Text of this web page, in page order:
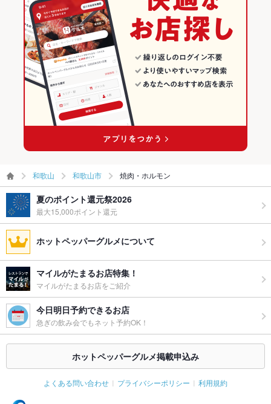
和歌山 和歌山市 焼肉・ホルモン
夏のポイント還元祭2026
最大15,000ポイント還元
ホットペッパーグルメについて
マイルがたまるお店特集！
マイルがたまるお店をご紹介
今日明日予約できるお店
急ぎの飲み会でもネット予約OK！
ホットペッパーグルメ掲載申込み
よくある問い合わせ プライバシーポリシー 利用規約